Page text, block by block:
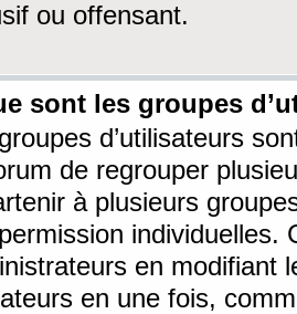
ou offensant.
sont les groupes
d’utilisateurs
de regrouper
à plusieurs
individuelles.
en modifiant
en une fois,